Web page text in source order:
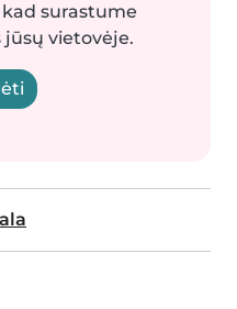
surastume
vietovėje.